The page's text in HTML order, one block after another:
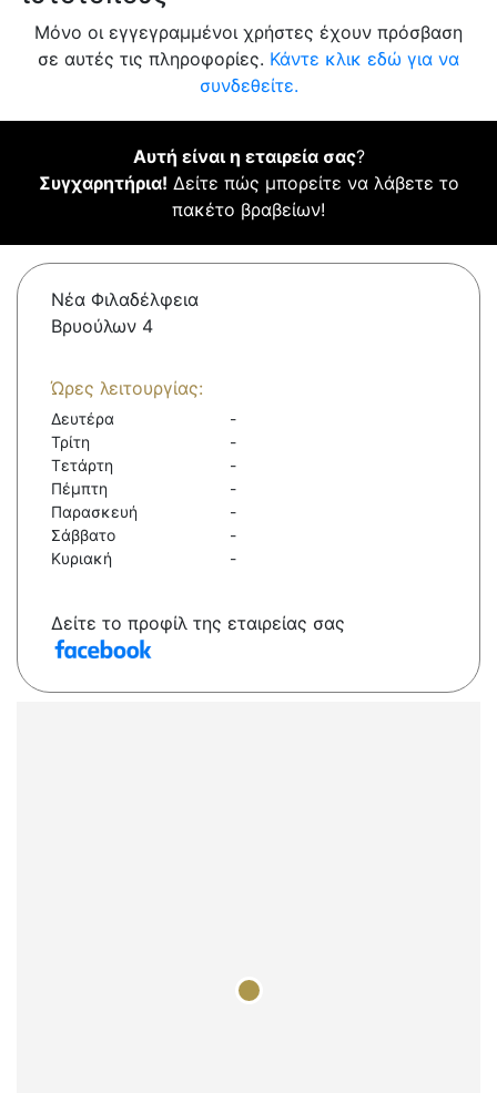
Μόνο οι εγγεγραμμένοι χρήστες έχουν πρόσβαση
σε αυτές τις πληροφορίες. Κάντε κλικ εδώ για να
συνδεθείτε.
Αυτή είναι η εταιρεία σας?
Συγχαρητήρια! Δείτε πώς μπορείτε να λάβετε το
πακέτο βραβείων!
Νέα Φιλαδέλφεια
Βρυούλων 4
Ώρες λειτουργίας:
Δευτέρα
-
Τρίτη
-
Τετάρτη
-
Πέμπτη
-
Παρασκευή
-
Σάββατο
-
Κυριακή
-
Δείτε το προφίλ της εταιρείας σας